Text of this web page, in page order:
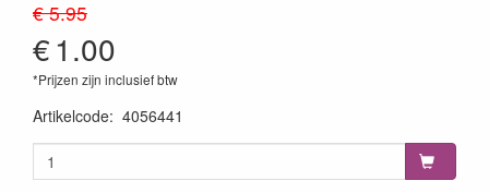
€ 5.95
€1.00
*Prijzen zijn inclusief btw
Artikelcode: 4056441